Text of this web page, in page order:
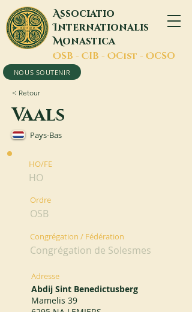
Associatio
Internationalis
Monastica
OSB - CIB - OCist - OCSO
NOUS SOUTENIR
< Retour
Vaals
Pays-Bas
HO/FE
HO
Ordre
OSB
Congrégation / Fédération
Congrégation de Solesmes
Adresse
Abdij Sint Benedictusberg
Mamelis 39